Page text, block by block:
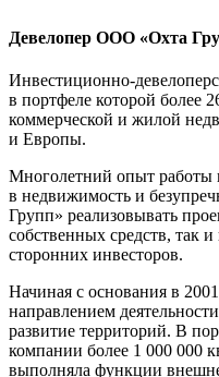
Девелопер ООО «Охта
Инвестиционно-
в портфеле которой более
коммерческой и жилой
и Европы.
Многолетний опыт работы
в недвижимость и
Групп» реализовывать
собственных средств, так
сторонних инвесторов.
Начиная с основания в
направлением
развитие территорий. В
компании более 1 000 000
выполняла функции